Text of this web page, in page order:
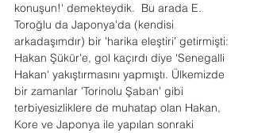
konuşun!' demekteydik.  Bu arada E.
Toroğlu da Japonya'da (kendisi
arkadaşımdır) bir 'harika eleştiri' getirmişti:
Hakan Şükür'e, gol kaçırdı diye 'Senegalli
Hakan' yakıştırmasını yapmıştı. Ülkemizde
bir zamanlar 'Torinolu Şaban' gibi
terbiyesizliklere de muhatap olan Hakan,
Kore ve Japonya ile yapılan sonraki